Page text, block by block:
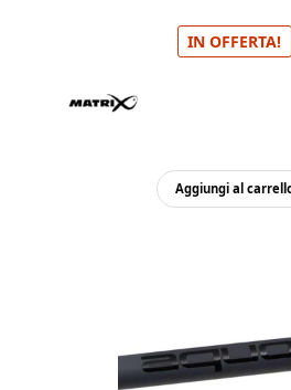
IN OFFERTA!
Aggiungi al